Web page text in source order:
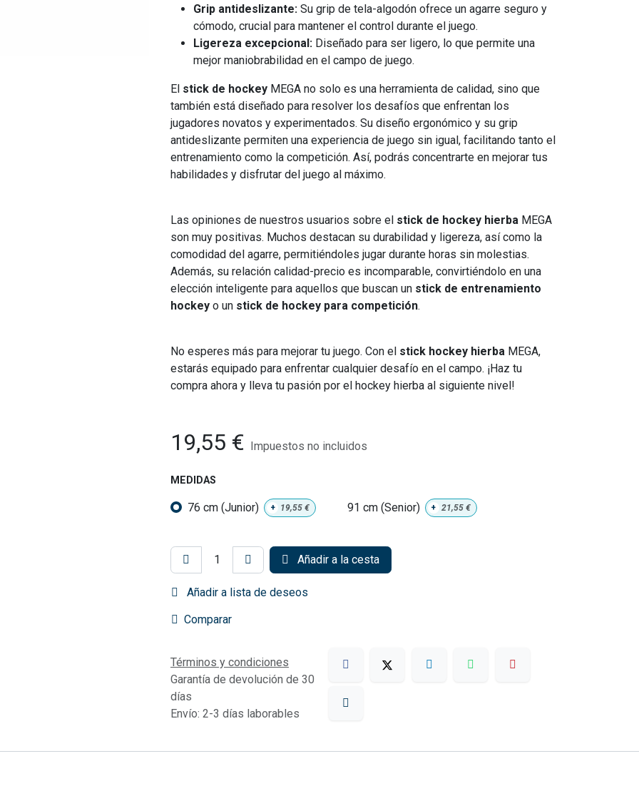
Grip antideslizante: Su grip de tela-algodón ofrece un agarre seguro y
cómodo, crucial para mantener el control durante el juego.
Ligereza excepcional: Diseñado para ser ligero, lo que permite una
mejor maniobrabilidad en el campo de juego.
El stick de hockey MEGA no solo es una herramienta de calidad, sino que
también está diseñado para resolver los desafíos que enfrentan los
jugadores novatos y experimentados. Su diseño ergonómico y su grip
antideslizante permiten una experiencia de juego sin igual, facilitando tanto el
entrenamiento como la competición. Así, podrás concentrarte en mejorar tus
habilidades y disfrutar del juego al máximo.
Las opiniones de nuestros usuarios sobre el stick de hockey hierba MEGA
son muy positivas. Muchos destacan su durabilidad y ligereza, así como la
comodidad del agarre, permitiéndoles jugar durante horas sin molestias.
Además, su relación calidad-precio es incomparable, convirtiéndolo en una
elección inteligente para aquellos que buscan un stick de entrenamiento
hockey o un stick de hockey para competición.
No esperes más para mejorar tu juego. Con el stick hockey hierba MEGA,
estarás equipado para enfrentar cualquier desafío en el campo. ¡Haz tu
compra ahora y lleva tu pasión por el hockey hierba al siguiente nivel!
19,55 € Impuestos no incluidos
MEDIDAS
76 cm (Junior) + 19,55 € 91 cm (Senior) + 21,55€
Añadir a la cesta
Añadir a lista de deseos
Comparar
Términos y condiciones
Garantía de devolución de 30
días
Envío: 2-3 días laborables